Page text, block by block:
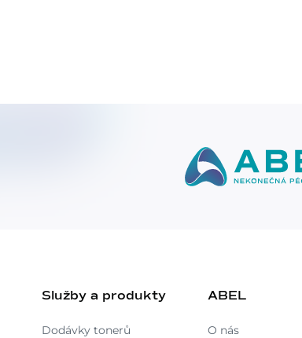
Služby a produkty
Dodávky tonerů
ABEL
O nás